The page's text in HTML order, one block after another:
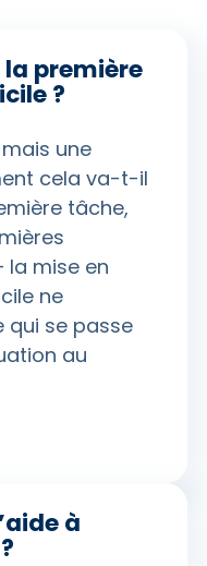
première
?
une
cela va-t-il
tâche,
mise en
ne
qui se passe
au
à